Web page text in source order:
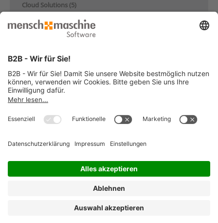
Cloud Solutions (5)
Datenmanagement (25)
Digitaler Zwilling (7)
Elektrotechnik & Mechatronik (22)
GIS & Infrastruktur (8)
Industrie & Maschinenbau (28)
Künstliche Intelligenz (4)
Produktentwicklung & Konstruktion (13)
Über Mensch und Maschine (10)